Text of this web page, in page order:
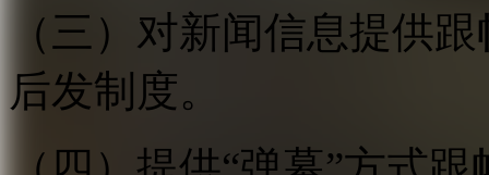
（三）对新闻信息提供
后发制度。